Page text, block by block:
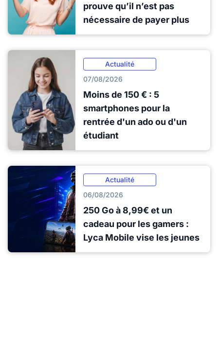
prouve qu’il n’est pas
nécessaire de payer plus
Actualité
07/08/2026
Moins de 150 € : 5
smartphones pour la
rentrée d'un ado ou d'un
étudiant
Actualité
06/08/2026
250 Go à 8,99€ et un
cadeau pour les gamers :
Lyca Mobile vise les jeunes